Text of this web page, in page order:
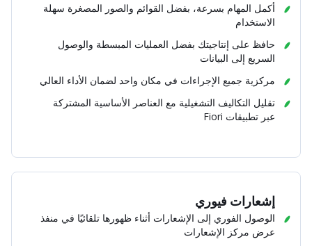
أكمل المهام بسرعة، بفضل القوائم والصور المصغرة سهلة
الاستخدام
حافظ على إنتاجيتك بفضل العمليات المبسطة والوصول
السريع إلى البيانات
مركزية جميع الإجراءات في مكان واحد لضمان الأداء العالي
تقليل التكاليف التشغيلية مع العناصر الأساسية المشتركة
عبر تطبيقات Fiori
إشعارات فيوري
الوصول الفوري إلى الإشعارات أثناء ظهورها تلقائيًا في منفذ
عرض مركز الإشعارات